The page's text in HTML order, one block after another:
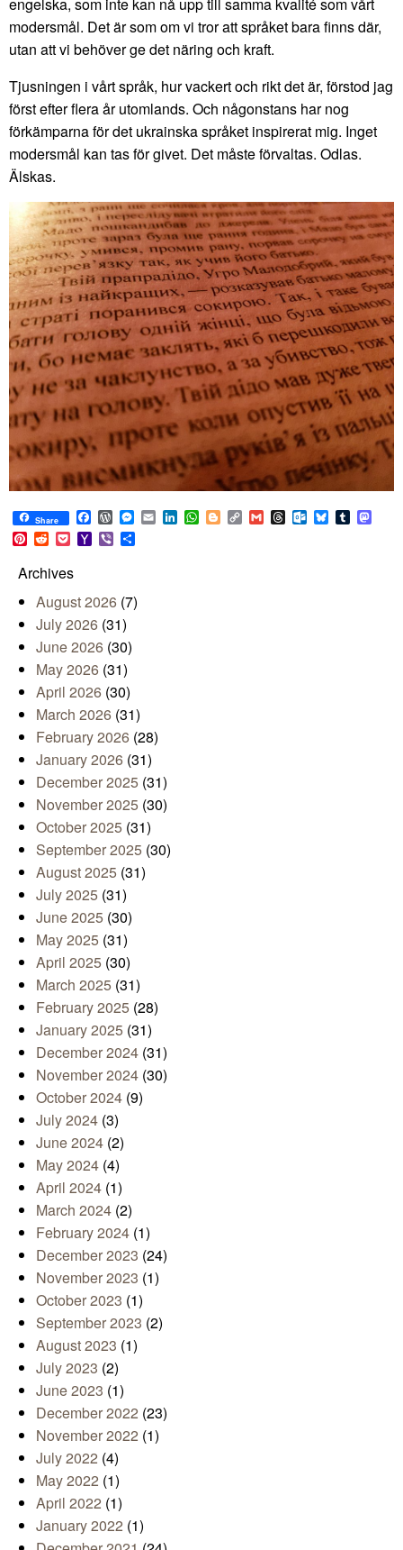
modersmål. Det är som om vi tror att språket bara finns där,
utan att vi behöver ge det näring och kraft.
Tjusningen i vårt språk, hur vackert och rikt det är, förstod jag
först efter flera år utomlands. Och någonstans har nog
förkämparna för det ukrainska språket inspirerat mig. Inget
modersmål kan tas för givet. Det måste förvaltas. Odlas.
Älskas.
Share Facebook
WordPress
Messenger
EmailLinkedIn
WhatsApp
BloggerCopy
Link
GmailThreadsOutlook.com
BlueskyTumblr
Pinterest
RedditPocketYahoo
Mail
Viber
Archives
August 2026 (7)
July 2026 (31)
June 2026 (30)
May 2026 (31)
April 2026 (30)
March 2026 (31)
February 2026 (28)
January 2026 (31)
December 2025 (31)
November 2025 (30)
October 2025 (31)
September 2025 (30)
August 2025 (31)
July 2025 (31)
June 2025 (30)
May 2025 (31)
April 2025 (30)
March 2025 (31)
February 2025 (28)
January 2025 (31)
December 2024 (31)
November 2024 (30)
October 2024 (9)
July 2024 (3)
June 2024 (2)
May 2024 (4)
April 2024 (1)
March 2024 (2)
February 2024 (1)
December 2023 (24)
November 2023 (1)
October 2023 (1)
September 2023 (2)
August 2023 (1)
July 2023 (2)
June 2023 (1)
December 2022 (23)
November 2022 (1)
July 2022 (4)
May 2022 (1)
April 2022 (1)
January 2022 (1)